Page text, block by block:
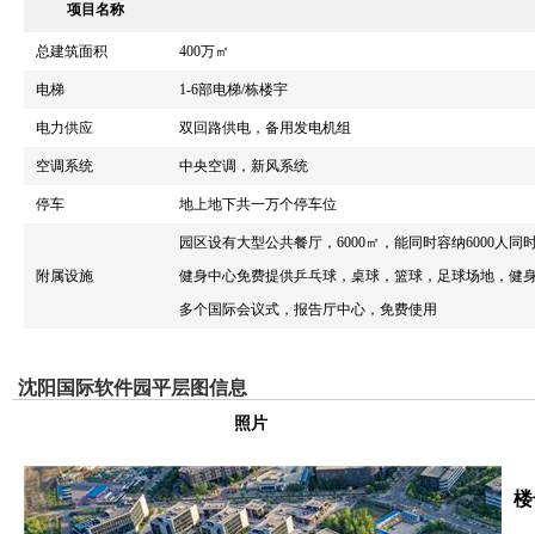
项目名称
总建筑面积 400万㎡
电梯 1-6部电梯/栋楼宇
电力供应 双回路供电，备用发电机组
空调系统 中央空调，新风系统
停车 地上地下共一万个停车位
附属设施
园区设有大型公共餐厅，6000㎡，能同时容纳6000人同
健身中心免费提供乒乓球，桌球，篮球，足球场地，健
多个国际会议式，报告厅中心，免费使用
沈阳国际软件园平层图信息
照片